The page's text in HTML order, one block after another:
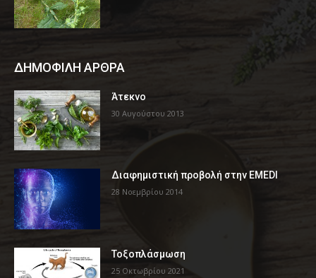
ΔΗΜΟΦΙΛΗ ΑΡΘΡΑ
Άτεκνο
30 Αυγούστου 2013
Διαφημιστική προβολή στην EMEDI
28 Νοεμβρίου 2014
Τοξοπλάσμωση
25 Οκτωβρίου 2021